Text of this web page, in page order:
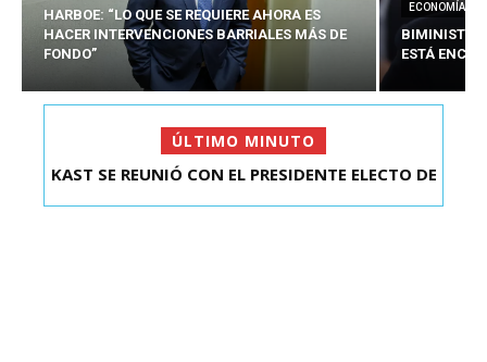
HARBOE: “LO QUE SE REQUIERE AHORA ES
HACER INTERVENCIONES BARRIALES MÁS DE
FONDO”
ECONOMÍA
BIMINISTRO
ESTÁ
ÚLTIMO MINUTO
KAST SE REUNIÓ CON EL PRESIDENTE ELECTO DE